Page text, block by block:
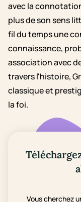
avec la
plus de son sens
fil du temps une
connaissance,
association avec
travers l'histoire,
classique et
la foi.
Vous cherchez